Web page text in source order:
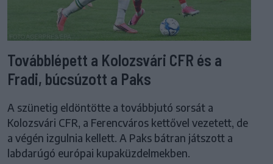
Továbblépett a Kolozsvári CFR és a
Fradi, búcsúzott a Paks
A szünetig eldöntötte a továbbjutó sorsát a
Kolozsvári CFR, a Ferencváros kettővel vezetett, de
a végén izgulnia kellett. A Paks bátran játszott a
labdarúgó európai kupaküzdelmekben.